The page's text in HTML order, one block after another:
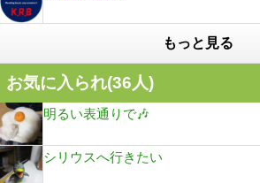
もっと見る
お気に入られ(36人)
明るい表通りで🎶
シリウスへ行きたい